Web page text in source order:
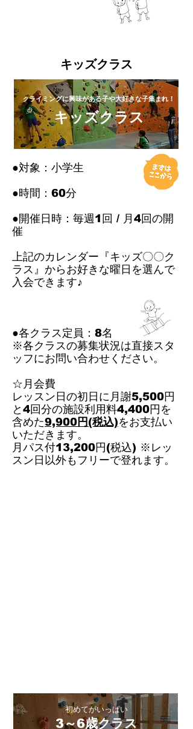
クライミングに興味がある子や大好きな子集まれ！
キッズクラス
●対象：小学生
●時間：60分
●開催日時：毎週1回 / 月4回の開
催
上記のカレンダー『キッズ〇〇ク
ラス』からお好きな曜日を選んで
入会できます♪
●各クラス定員：8名
※各クラスの募集状況は直接スタ
ッフにお問い合わせください。
☆月会費
レッスン日の初日に月謝5,500円
と4回分の施設利用料4,400円を
含めた9,900円(税込)をお支払い
いただきます。
月パス付13,200円(税込) ※レッ
スン日以外もフリーで登れます。
​キッズクラス
初めてがいっぱい
3～6歳クラス